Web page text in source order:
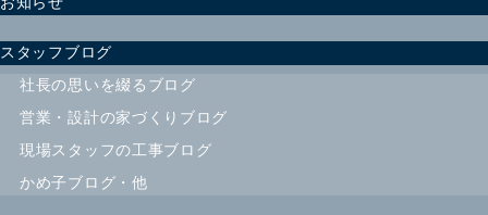
スタッフブログ
社長の思いを綴るブログ
営業・設計の家づくりブログ
現場スタッフの工事ブログ
かめ子ブログ・他